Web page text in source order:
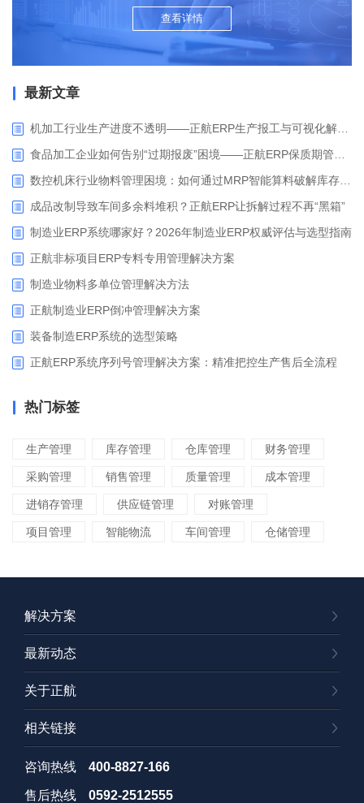
查看详情
最新文章
成品改制导致车间多余料堆积？正航ERP让拆解过程不再“黑箱”
制造业ERP系统哪家好？2026年制造业ERP权威评估与选型指南
正航非标项目ERP专料专用管理解决方案
制造业物料多单位管理解决方法
正航制造业ERP倒冲管理解决方案
装备制造ERP系统的选型策略
正航ERP系统序列号管理解决方案：精准把控生产售后全流程
热门标签
生产管理 库存管理 仓库管理 财务管理
采购管理 销售管理 质量管理 成本管理
进销存管理 供应链管理 对账管理
项目管理 智能物流 车间管理 仓储管理
解决方案
最新动态
关于正航
相关链接
咨询热线 400-8827-166
售后热线 0592-2512555